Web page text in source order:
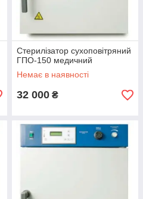
Стерилізатор сухоповітряний
ГПО-150 медичний
Немає в наявності
32 000 ₴